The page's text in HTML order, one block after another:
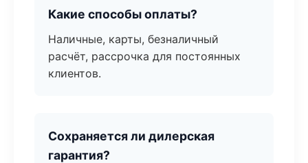
Какие способы оплаты?
Наличные, карты, безналичный
расчёт, рассрочка для постоянных
клиентов.
Сохраняется ли дилерская
гарантия?